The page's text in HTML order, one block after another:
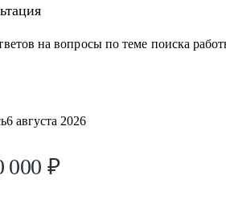
на вопросы по теме поиска
6 августа 2026
000 ₽